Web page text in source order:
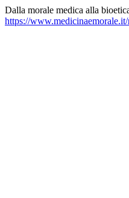
Dalla morale medica alla
https://